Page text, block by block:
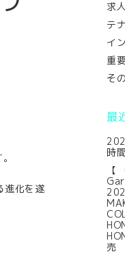
進化を遂
求
テ
イ
重要
そ
最
時
売